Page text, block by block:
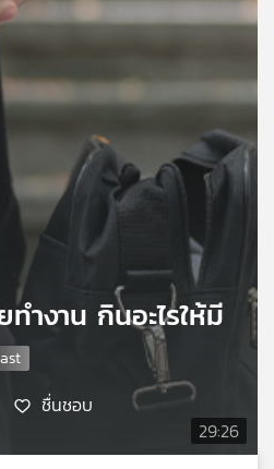
29:26
ำงาน กินอะไรให้มี
ชื่นชอบ